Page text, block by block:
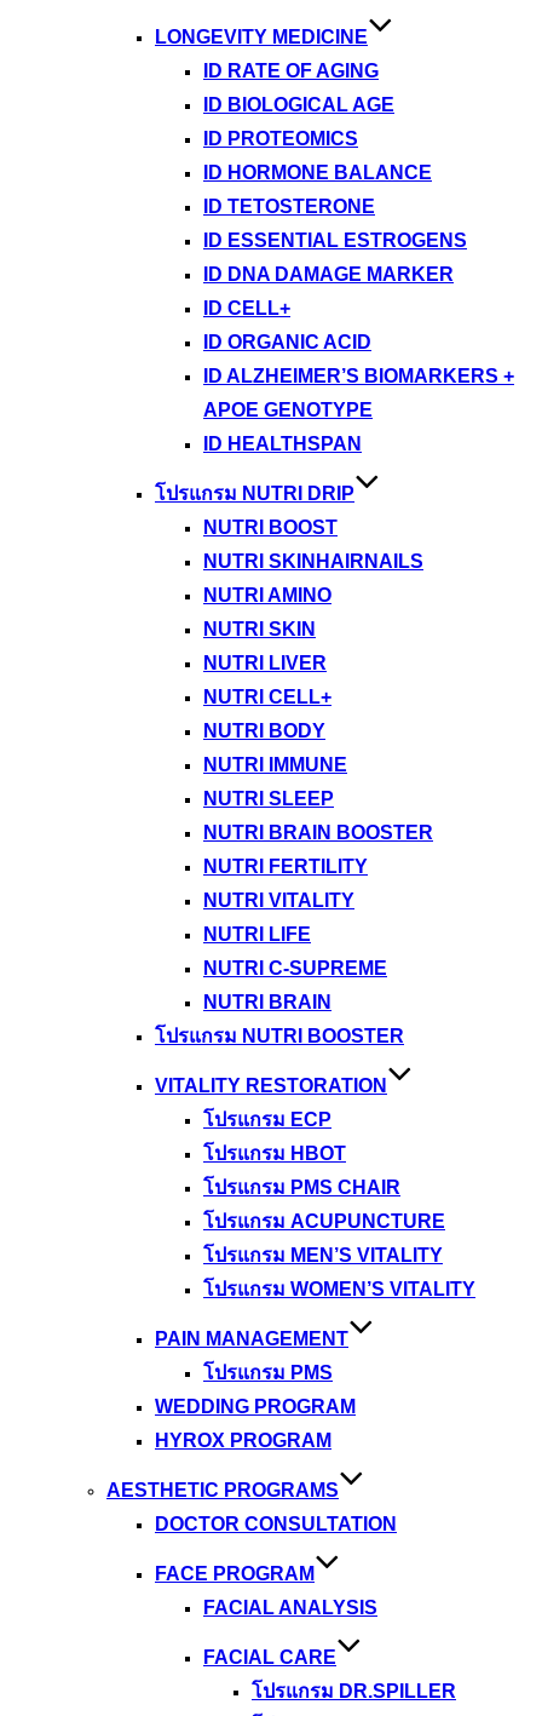
LONGEVITY MEDICINE
ID RATE OF AGING
ID BIOLOGICAL AGE
ID PROTEOMICS
ID HORMONE BALANCE
ID TETOSTERONE
ID ESSENTIAL ESTROGENS
ID DNA DAMAGE MARKER
ID CELL+
ID ORGANIC ACID
ID ALZHEIMER’S BIOMARKERS +
APOE GENOTYPE
ID HEALTHSPAN
โปรแกรม NUTRI DRIP
NUTRI BOOST
NUTRI SKINHAIRNAILS
NUTRI AMINO
NUTRI SKIN
NUTRI LIVER
NUTRI CELL+
NUTRI BODY
NUTRI IMMUNE
NUTRI SLEEP
NUTRI BRAIN BOOSTER
NUTRI FERTILITY
NUTRI VITALITY
NUTRI LIFE
NUTRI C-SUPREME
NUTRI BRAIN
โปรแกรม NUTRI BOOSTER
VITALITY RESTORATION
โปรแกรม ECP
โปรแกรม HBOT
โปรแกรม PMS CHAIR
โปรแกรม ACUPUNCTURE
โปรแกรม MEN’S VITALITY
โปรแกรม WOMEN’S VITALITY
PAIN MANAGEMENT
โปรแกรม PMS
WEDDING PROGRAM
HYROX PROGRAM
AESTHETIC PROGRAMS
DOCTOR CONSULTATION
FACE PROGRAM
FACIAL ANALYSIS
FACIAL CARE
โปรแกรม DR.SPILLER